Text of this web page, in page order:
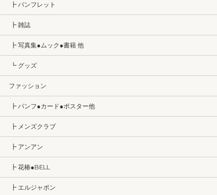
┣ パンフレット
┣ 雑誌
┣ 写真集●ムック●書籍 他
┗ グッズ
ファッション
┣ パンフ●カード●ポスター他
┣ メンズクラブ
┣ アンアン
┣ 花椿●BELL
┣ エルジャポン